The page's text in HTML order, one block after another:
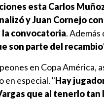
esta Carlos
y Juan Cornejo
la convocatoria. Además
son parte del recambio
en Copa América,
en especial. "Hay
que al tenerlo